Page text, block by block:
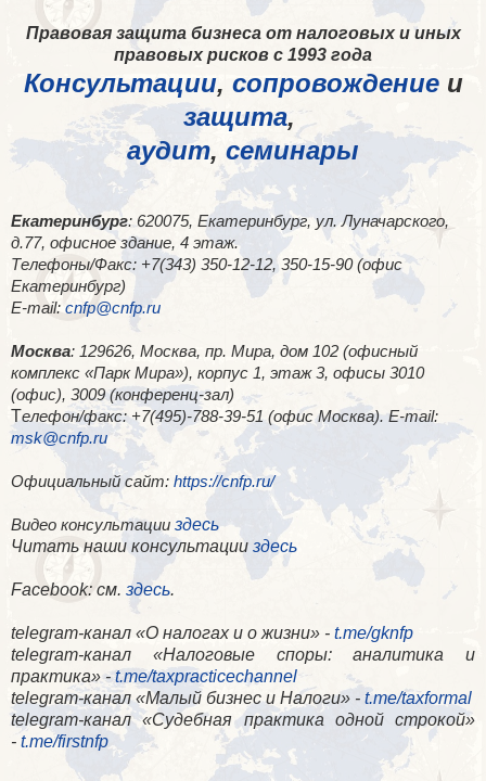
Правовая защита бизнеса от налоговых и иных
правовых рисков с 1993 года
Консультации, сопровождениеи
защита,
аудит, семинары
Екатеринбург: 620075, Екатеринбург, ул. Луначарского,
д.77, офисное здание, 4 этаж.
Телефоны/Факс: +7(343) 350-12-12, 350-15-90 (офис
Екатеринбург)
E-mail: cnfp@cnfp.ru
Москва: 129626, Москва, пр. Мира, дом 102 (офисный
комплекс «Парк Мира»), корпус 1, этаж 3, офисы 3010
(офис), 3009 (конференц-зал)
Телефон/факс: +7(495)-788-39-51 (офис Москва). E-mail:
msk@cnfp.ru
Официальный сайт: https://cnfp.ru/
Видео консультации здесь
Читать наши консультации здесь
Facebook: см. здесь.
telegram-канал «О налогах и о жизни» - t.me/gknfp
telegram-канал «Налоговые споры: аналитика и
практика» -t.me/taxpracticechannel
telegram-канал «Малый бизнес и Налоги» - t.me/taxformal
telegram-канал «​Судебная практика одной строкой»
- t.me/firstnfp